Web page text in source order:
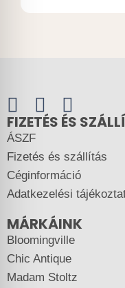
FIZETÉS ÉS
ÁSZF
Fizetés és szállítás
Céginformáció
Adatkezelési
MÁRKÁINK
Bloomingville
Chic Antique
Madam Stoltz